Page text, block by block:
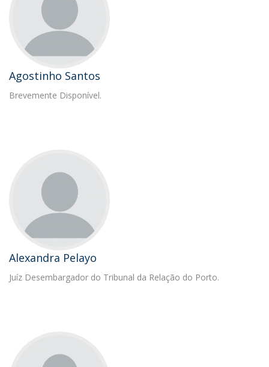
Agostinho Santos
Brevemente Disponível.
Alexandra Pelayo
Juíz Desembargador do Tribunal da Relação do Porto.